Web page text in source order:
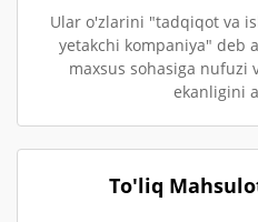
Ular o'zlarini "tadqiqot va
yetakchi kompaniya" deb
maxsus sohasiga nufuzi
ekanligini
To'liq